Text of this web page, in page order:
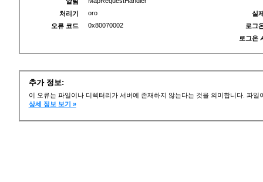
처리기
oro
오류 코드
0x80070002
실
로그
로그온
추가 정보:
이 오류는 파일이나 디렉터리가 서버에 존재하지 않는다는 것을 의미합니다. 파
상세 정보 보기 »